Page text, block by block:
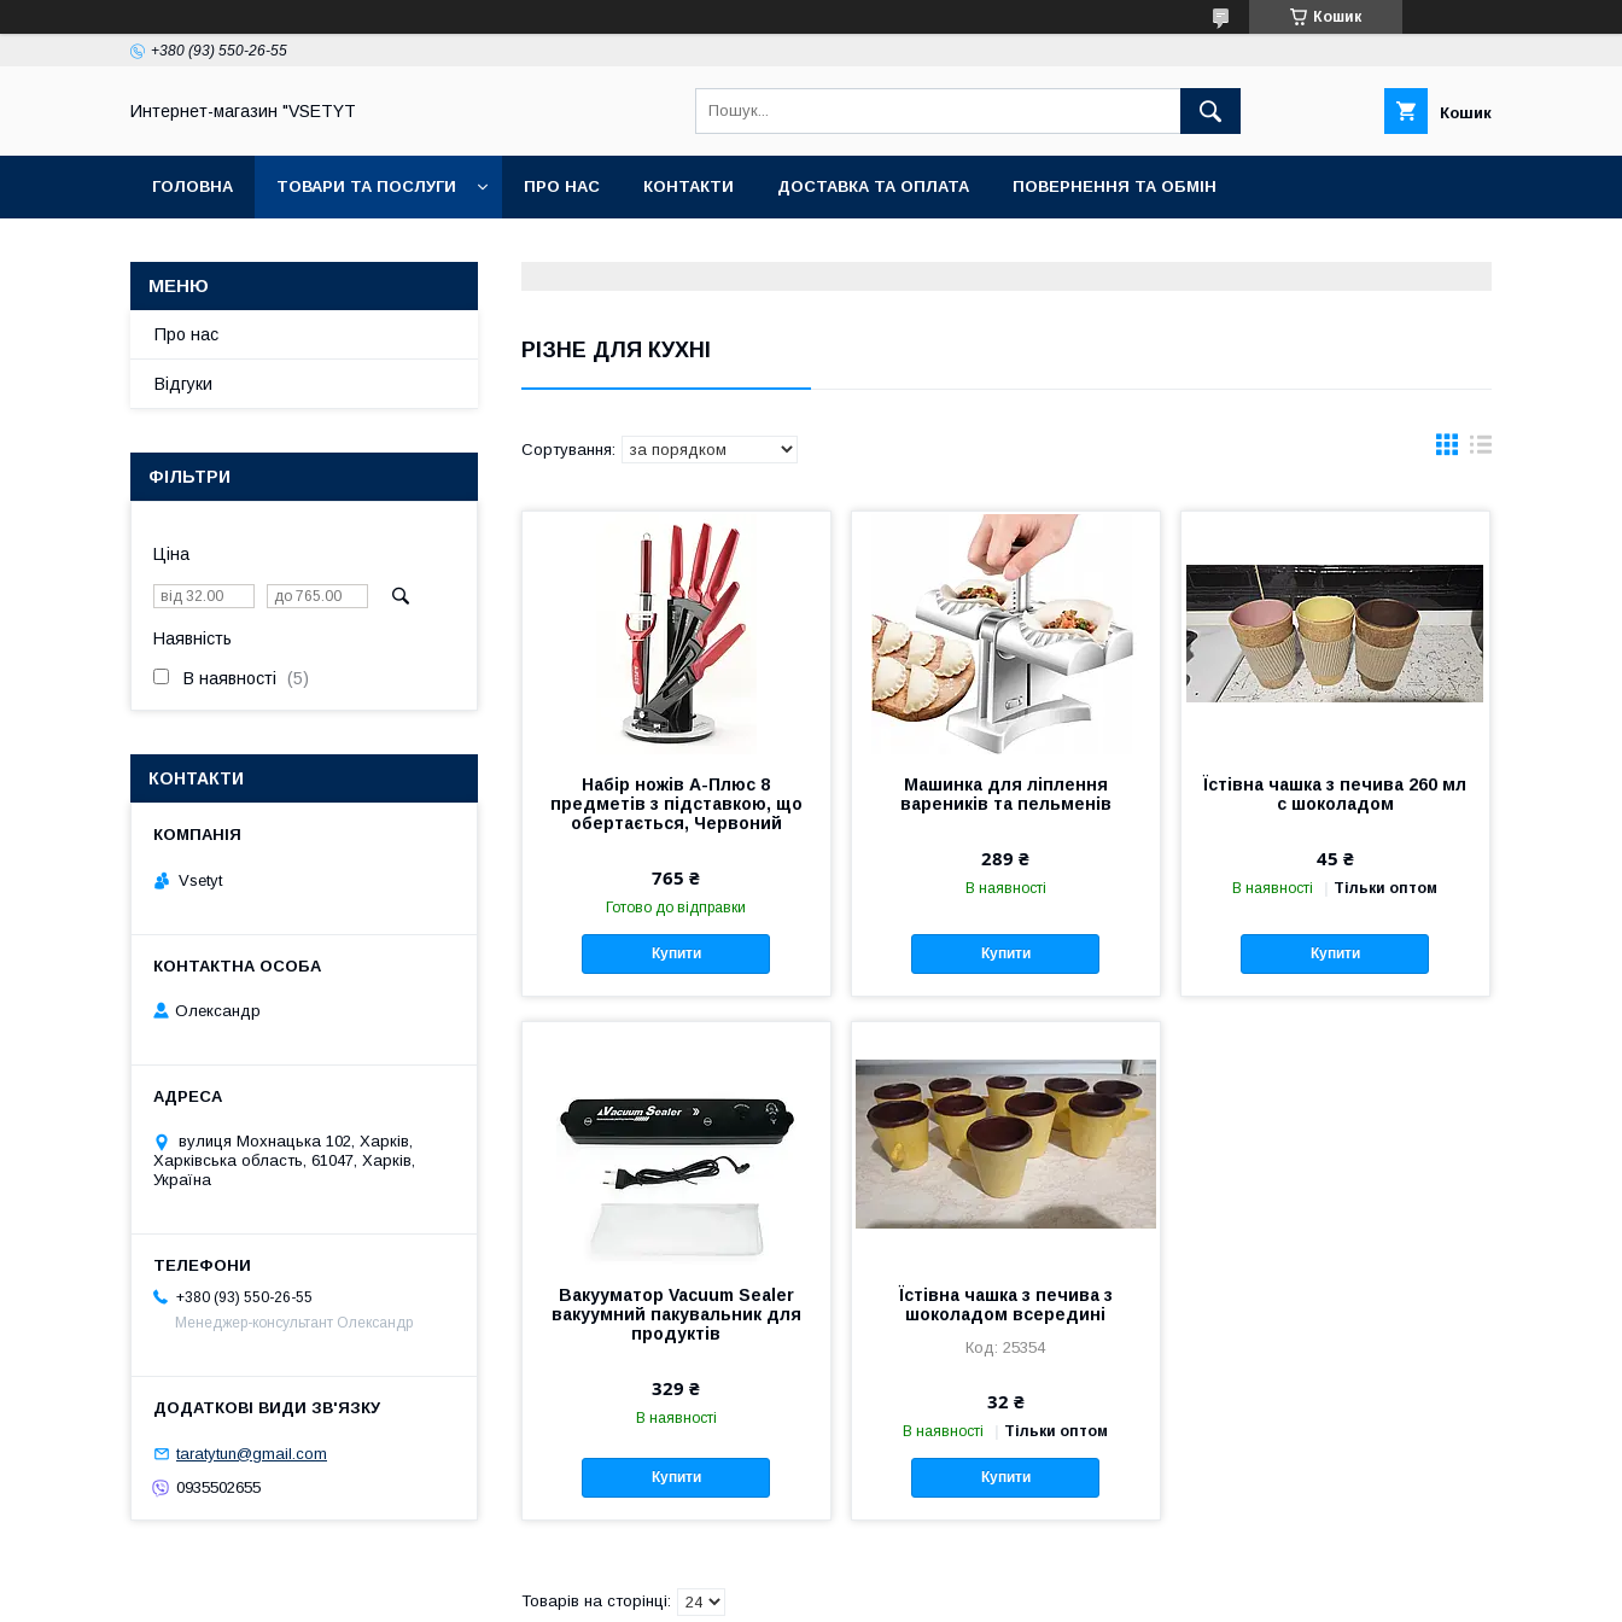
Кошик
+380 (93) 550-26-55
Интернет-магазин "VSETYT Кошик
ГОЛОВНА ТОВАРИ ТА ПОСЛУГИ ПРО НАС КОНТАКТИ ДОСТАВКА ТА ОПЛАТА ПОВЕРНЕННЯ ТА ОБМIН
РІЗНЕ ДЛЯ КУХНІ
Набір ножів А-Плюс 8
предметів з підставкою, що
обертається, Червоний
765 ₴
Готово до відправки
Купити
Машинка для ліплення
вареників та пельменів
289 ₴
В наявності
Купити
Їстівна чашка з печива 260 мл
с шоколадом
45 ₴
В наявності Тільки оптом
Купити
Вакууматор Vacuum Sealer
вакуумний пакувальник для
продуктів
329 ₴
В наявності
Купити
Їстівна чашка з печива з
шоколадом всередині
25354
32 ₴
В наявності Тільки оптом
Купити
Про нас
Вiдгуки
ФІЛЬТРИ
Ціна
Наявність
В наявності 5
КОНТАКТИ
Vsetyt
Олександр
вулиця Мохнацька 102, Харків,
Харківська область, 61047, Харків,
Україна
+380 (93) 550-26-55
Менеджер-консультант Олександр
taratytun@gmail.com
0935502655